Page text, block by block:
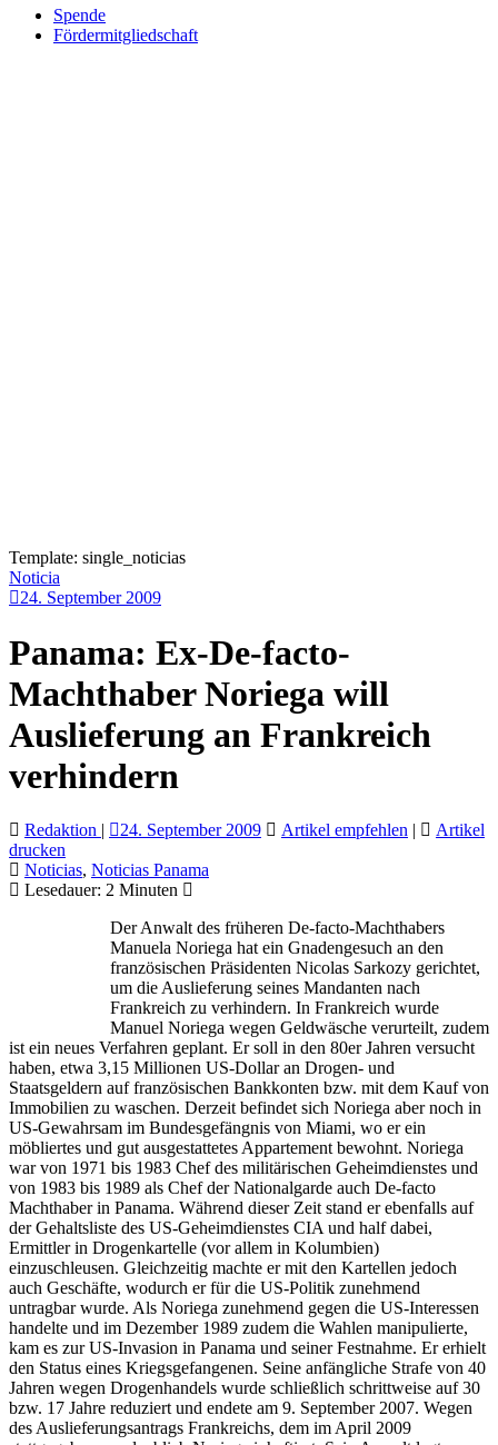
Spende
Fördermitgliedschaft
Template: single_noticias
Noticia
24. September 2009
Panama: Ex-De-facto-
Machthaber Noriega will
Auslieferung an Frankreich
verhindern
Redaktion | 24. September 2009 Artikel empfehlen |
Artikel
drucken
Noticias, Noticias Panama
Lesedauer: 2 Minuten
Der Anwalt des früheren De-facto-Machthabers
Manuela Noriega hat ein Gnadengesuch an den
französischen Präsidenten Nicolas Sarkozy gerichtet,
um die Auslieferung seines Mandanten nach
Frankreich zu verhindern. In Frankreich wurde
Manuel Noriega wegen Geldwäsche verurteilt, zudem
ist ein neues Verfahren geplant. Er soll in den 80er Jahren versucht
haben, etwa 3,15 Millionen US-Dollar an Drogen- und
Staatsgeldern auf französischen Bankkonten bzw. mit dem Kauf von
Immobilien zu waschen. Derzeit befindet sich Noriega aber noch in
US-Gewahrsam im Bundesgefängnis von Miami, wo er ein
möbliertes und gut ausgestattetes Appartement bewohnt. Noriega
war von 1971 bis 1983 Chef des militärischen Geheimdienstes und
von 1983 bis 1989 als Chef der Nationalgarde auch De-facto
Machthaber in Panama. Während dieser Zeit stand er ebenfalls auf
der Gehaltsliste des US-Geheimdienstes CIA und half dabei,
Ermittler in Drogenkartelle (vor allem in Kolumbien)
einzuschleusen. Gleichzeitig machte er mit den Kartellen jedoch
auch Geschäfte, wodurch er für die US-Politik zunehmend
untragbar wurde. Als Noriega zunehmend gegen die US-Interessen
handelte und im Dezember 1989 zudem die Wahlen manipulierte,
kam es zur US-Invasion in Panama und seiner Festnahme. Er erhielt
den Status eines Kriegsgefangenen. Seine anfängliche Strafe von 40
Jahren wegen Drogenhandels wurde schließlich schrittweise auf 30
bzw. 17 Jahre reduziert und endete am 9. September 2007. Wegen
des Auslieferungsantrags Frankreichs, dem im April 2009